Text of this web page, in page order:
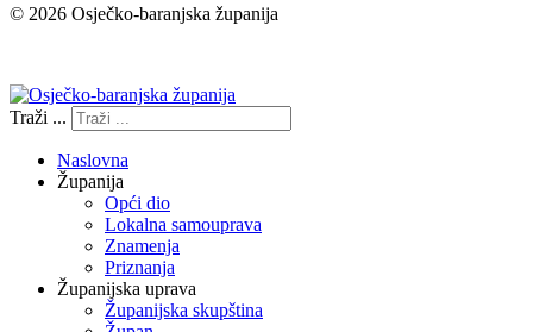
© 2026 Osječko-baranjska županija
Traži ...
Naslovna
Županija
Opći dio
Lokalna samouprava
Znamenja
Priznanja
Županijska uprava
Županijska skupština